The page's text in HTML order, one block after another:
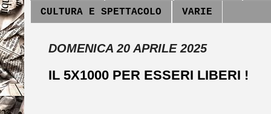
CULTURA E SPETTACOLO VARIE
DOMENICA 20 APRILE 2025
IL 5X1000 PER ESSERI LIBERI !